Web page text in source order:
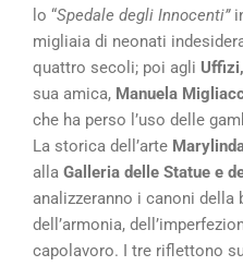
lo “Spedale degli Innocenti”
migliaia di neonati
quattro secoli; poi agli Uffizi,
sua amica, Manuela
che ha perso l’uso delle
La storica dell’arte
alla Galleria delle Statue e
analizzeranno i canoni della
dell’armonia,
capolavoro. I tre riflettono